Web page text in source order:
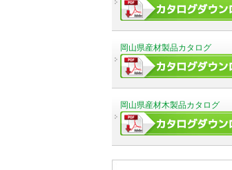
岡山県産材製品カタログ
岡山県産材木製品カタログ